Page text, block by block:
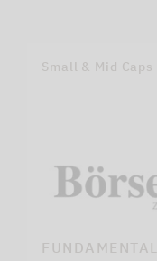
Small & Mid Caps